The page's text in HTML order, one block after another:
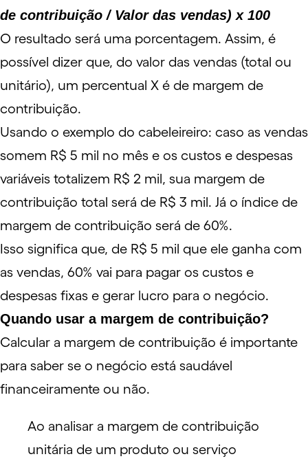
de contribuição / Valor das vendas) x 100
O resultado será uma porcentagem. Assim, é
possível dizer que, do valor das vendas (total ou
unitário), um percentual X é de margem de
contribuição.
Usando o exemplo do cabeleireiro: caso as vendas
somem R$ 5 mil no mês e os custos e despesas
variáveis totalizem R$ 2 mil, sua margem de
contribuição total será de R$ 3 mil. Já o índice de
margem de contribuição será de 60%.
Isso significa que, de R$ 5 mil que ele ganha com
as vendas, 60% vai para pagar os custos e
despesas fixas e gerar lucro para o negócio.
Quando usar a margem de contribuição?
Calcular a margem de contribuição é importante
para saber se o negócio está saudável
financeiramente ou não.
Ao analisar a margem de contribuição
unitária de um produto ou serviço